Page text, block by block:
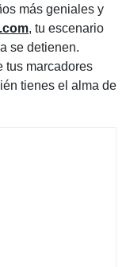
más geniales y
, tu escenario
se detienen.
tus marcadores
tienes el alma de